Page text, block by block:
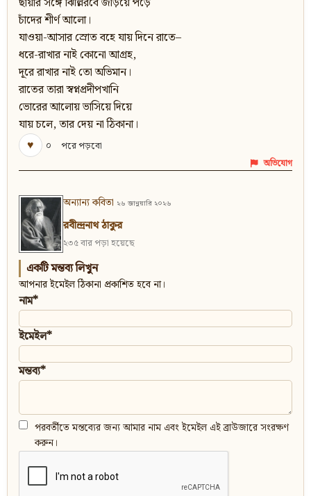
চাঁদের শীর্ণ আলো।
যাওয়া-আসার স্রোত বহে যায় দিনে রাতে–
ধরে-রাখার নাই কোনো আগ্রহ,
দূরে রাখার নাই তো অভিমান।
রাতের তারা স্বপ্নপ্রদীপখানি
ভোরের আলোয় ভাসিয়ে দিয়ে
যায় চলে, তার দেয় না ঠিকানা।
♥
০ পরে পড়বো
অভিযোগ
অন্যান্য কবিতা ২৬ জানুয়ারি ২০২৬
রবীন্দ্রনাথ ঠাকুর
২৩৫ বার পড়া হয়েছে
একটি মন্তব্য লিখুন
আপনার ইমেইল ঠিকানা প্রকাশিত হবে না।
নাম*
ইমেইল*
মন্তব্য*
পরবর্তীতে মন্তব্যের জন্য আমার নাম এবং ইমেইল এই ব্রাউজারে সংরক্ষণ
করুন।